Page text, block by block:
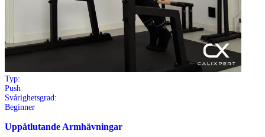
Typ:
Push
Svårighetsgrad:
Beginner
Uppåtlutande Armhävningar